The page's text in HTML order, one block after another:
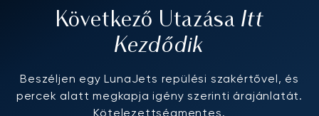
Következő Utazása Itt
Kezdődik
Beszéljen egy LunaJets repülési szakértővel, és
percek alatt megkapja igény szerinti árajánlatát.
Kötelezettségmentes.